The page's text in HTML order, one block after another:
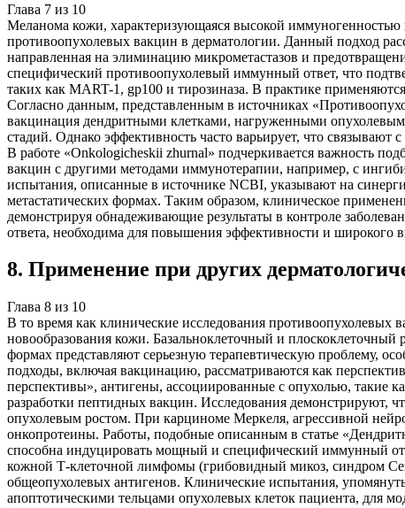
Глава 7 из 10
Меланома кожи, характеризующаяся высокой иммуногенностью
противоопухолевых вакцин в дерматологии. Данный подход
направленная на элиминацию микрометастазов и
специфический противоопухолевый иммунный ответ, что
таких как MART-1, gp100 и тирозиназа. В практике
Согласно данным, представленным в источниках
вакцинация дендритными клетками, нагруженными
стадий. Однако эффективность часто варьирует, что
В работе «Onkologicheskii zhurnal» подчеркивается важность
вакцин с другими методами иммунотерапии, например, с
испытания, описанные в источнике NCBI, указывают на
метастатических формах. Таким образом, клиническое
демонстрируя обнадеживающие результаты в контроле
ответа, необходима для повышения эффективности и широкого
8. Применение при других
Глава 8 из 10
В то время как клинические исследования противоопухолевых
новообразования кожи. Базальноклеточный и
формах представляют серьезную терапевтическую проблему,
подходы, включая вакцинацию, рассматриваются как
перспективы», антигены, ассоциированные с опухолью, такие
разработки пептидных вакцин. Исследования демонстрируют,
опухолевым ростом. При карциноме Меркеля, агрессивной
онкопротеины. Работы, подобные описанным в статье
способна индуцировать мощный и специфический иммунный
кожной Т-клеточной лимфомы (грибовидный микоз, синдром
общеопухолевых антигенов. Клинические испытания,
апоптотическими тельцами опухолевых клеток пациента, для